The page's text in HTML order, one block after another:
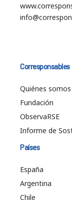
Corresponsables
Quiénes somos
Fundación
ObservaRSE
Informe de
Países
España
Argentina
Chile